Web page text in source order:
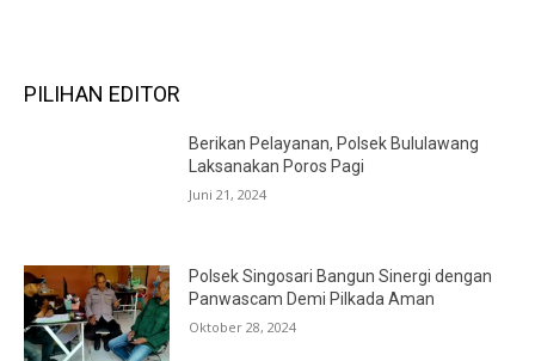
PILIHAN EDITOR
Berikan Pelayanan, Polsek Bululawang
Laksanakan Poros Pagi
Juni 21, 2024
Polsek Singosari Bangun Sinergi dengan
Panwascam Demi Pilkada Aman
Oktober 28, 2024